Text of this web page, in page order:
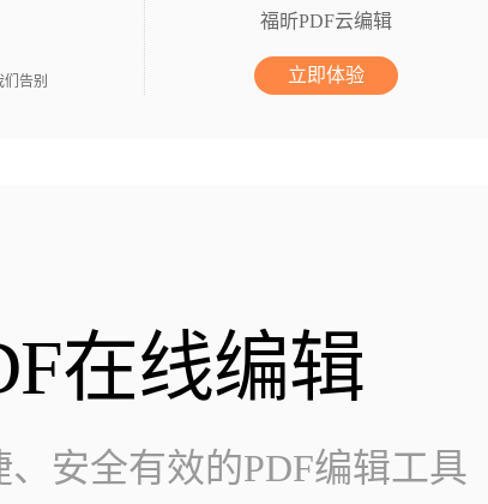
告别
福昕PDF云编辑
立即体验
在线编辑
、安全有效的PDF编辑工具